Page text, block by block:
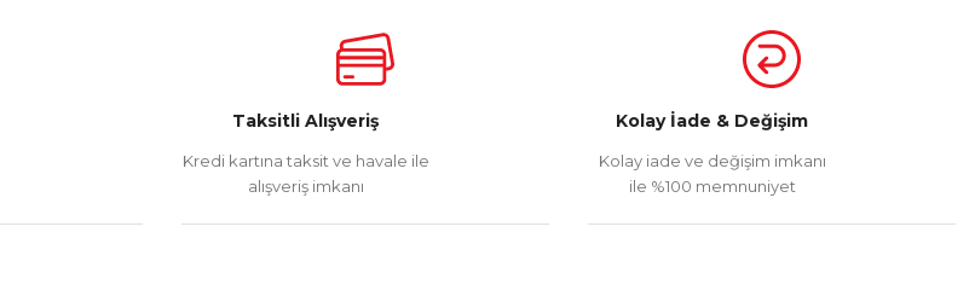
Taksitli Alışveriş
Kredi kartına taksit ve havale ile
alışveriş imkanı
Kolay İade & Değişim
Kolay iade ve değişim imkanı
ile %100 memnuniyet